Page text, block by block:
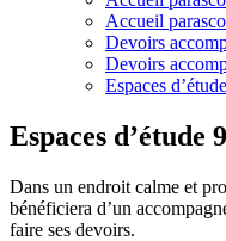
Accueil
Devoirs
Devoirs
Espaces
Espaces d’étude
Dans un endroit calme et
bénéficiera d’un
faire ses devoirs.